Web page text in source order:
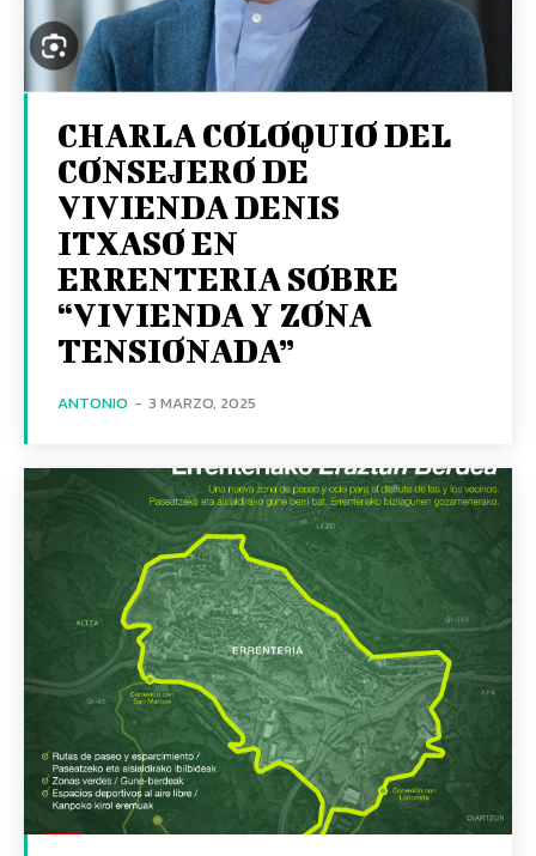
CHARLA COLOQUIO DEL
CONSEJERO DE
VIVIENDA DENIS
ITXASO EN
ERRENTERIA SOBRE
“VIVIENDA Y ZONA
TENSIONADA”
ANTONIO - 3 MARZO, 2025